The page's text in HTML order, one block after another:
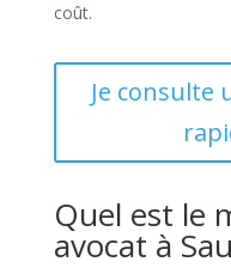
coût.
Je consulte
Quel est le
avocat à